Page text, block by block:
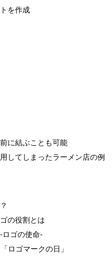
を作成
に結ぶことも可能
してしまったラーメン店の例
の役割とは
ロゴの使命-
ロゴマークの日」